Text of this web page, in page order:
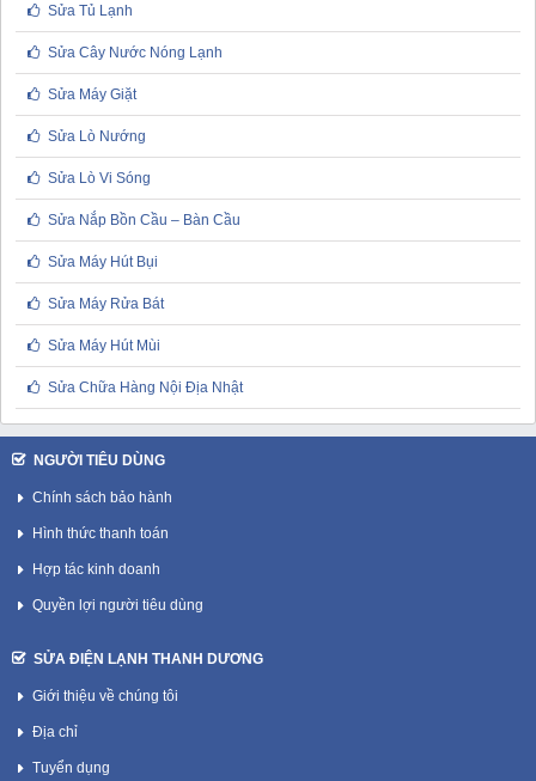
Sửa Tủ Lạnh
Sửa Cây Nước Nóng Lạnh
Sửa Máy Giặt
Sửa Lò Nướng
Sửa Lò Vi Sóng
Sửa Nắp Bồn Cầu – Bàn Cầu
Sửa Máy Hút Bụi
Sửa Máy Rửa Bát
Sửa Máy Hút Mùi
Sửa Chữa Hàng Nội Địa Nhật
NGƯỜI TIÊU DÙNG
Chính sách bảo hành
Hình thức thanh toán
Hợp tác kinh doanh
Quyền lợi người tiêu dùng
SỬA ĐIỆN LẠNH THANH DƯƠNG
Giới thiệu về chúng tôi
Địa chỉ
Tuyển dụng